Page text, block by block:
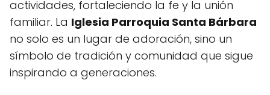
actividades, fortaleciendo la fe y la unión
familiar. La Iglesia Parroquia Santa Bárbara
no solo es un lugar de adoración, sino un
símbolo de tradición y comunidad que sigue
inspirando a generaciones.